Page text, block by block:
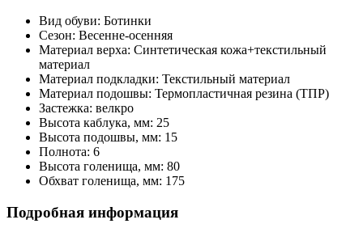
Вид обуви: Ботинки
Сезон: Весенне-осенняя
Материал верха: Синтетическая кожа+текстильный
материал
Материал подкладки: Текстильный материал
Материал подошвы: Термопластичная резина (ТПР)
Застежка: велкро
Высота каблука, мм: 25
Высота подошвы, мм: 15
Полнота: 6
Высота голенища, мм: 80
Обхват голенища, мм: 175
Подробная информация